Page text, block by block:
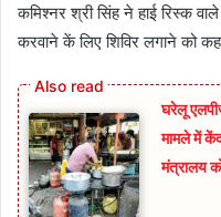
कमिश्नर श्री सिंह ने हाई रिस्क वाले
करवाने कें लिए शिविर लगाने को
घरेलू
मामले में
मंत्रालय